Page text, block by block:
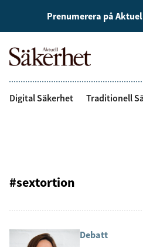
Prenumerera på
Digital Säkerhet Traditionell
#sextortion
Debatt